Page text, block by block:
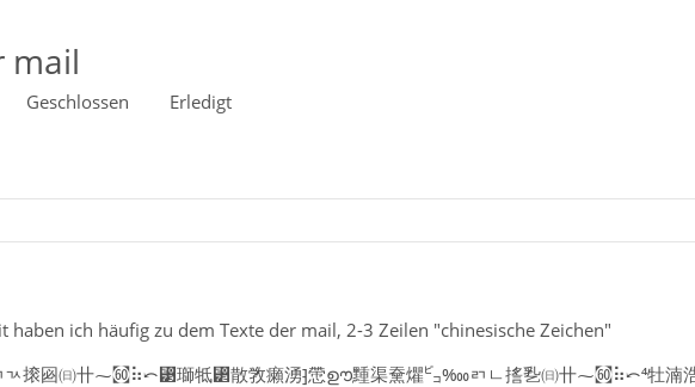
mail
Geschlossen Erledigt
haben ich häufig zu dem Texte der mail, 2-3 Zeilen "chinesische Zeichen"
㨰㘠㈰〹⁓㉍⠷⤺⁳瑡牴⁲散敩癩湧⁆慸ഊ䵯渠䵡爠㌰‱ㄺㄴ㨱㐠㈰〹⁓㉍⠷⤺⁴牡湳浩